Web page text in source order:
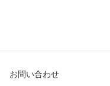
お問い合わせ